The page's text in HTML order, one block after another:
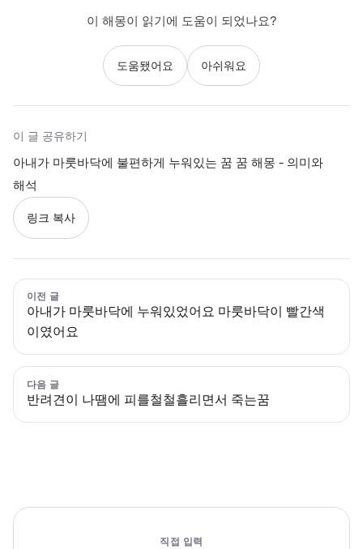
이 해몽이 읽기에 도움이 되었나요?
도움됐어요 아쉬워요
이 글 공유하기
아내가 마룻바닥에 불편하게 누워있는 꿈 꿈 해몽 - 의미와
해석
링크 복사
이전 글
아내가 마룻바닥에 누워있었어요 마룻바닥이 빨간색
이였어요
다음 글
반려견이 나땜에 피를철철흘리면서 죽는꿈
직접 입력